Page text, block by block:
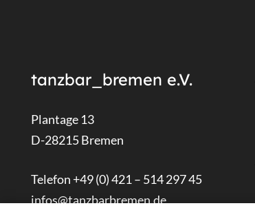
tanzbar_bremen e.V.
Plantage 13
D-28215 Bremen
Telefon +49 (0) 421 – 514 297 45
infos@tanzbarbremen.de